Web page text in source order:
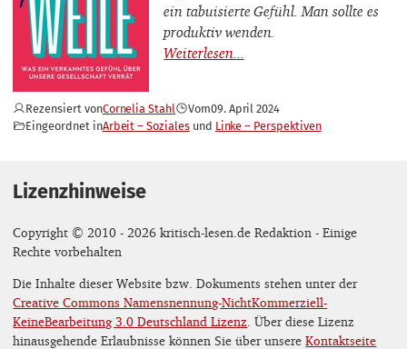
ein tabuisierte Gefühl. Man sollte es
produktiv wenden.
Rezensiert vonCornelia Stahl Vom09. April 2024
Eingeordnet inArbeit – Soziales Linke – Perspektiven
Lizenzhinweise
Copyright © 2010 - 2026 kritisch-lesen.de Redaktion - Einige
Rechte vorbehalten
Die Inhalte dieser Website bzw. Dokuments stehen unter der
Creative Commons Namensnennung-NichtKommerziell-
KeineBearbeitung 3.0 Deutschland Lizenz . Über diese Lizenz
hinausgehende Erlaubnisse können Sie über unsereKontaktseite